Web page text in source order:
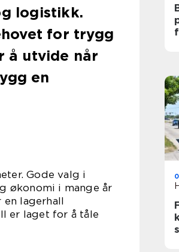
logistikk.
for trygg
å utvide når
en
Gode valg i
økonomi i mange år
lagerhall
er laget for å tåle